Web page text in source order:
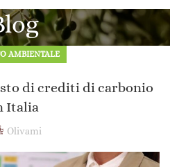
AMBIENTALE
di crediti di carbonio
Italia
Olivami